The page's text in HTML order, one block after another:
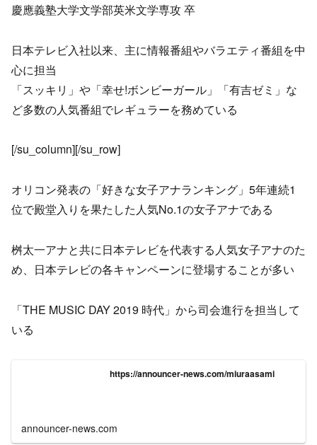
慶應義塾大学文学部英米文学専攻 卒
日本テレビ入社以来、主に情報番組やバラエティ番組を中
心に担当
「スッキリ」や「幸せ!ボンビーガール」「有吉ゼミ」な
ど多数の人気番組でレギュラーを務めている
[/su_column][/su_row]
オリコン発表の「好きな女子アナランキング」5年連続1
位で殿堂入りを果たした人気No.1の女子アナである
桝太一アナと共に日本テレビを代表する人気女子アナのた
め、日本テレビの各キャンペーンに登場することが多い
「THE MUSIC DAY 2019 時代」から司会進行を担当して
いる
https://announcer-news.com/miuraasami
announcer-news.com